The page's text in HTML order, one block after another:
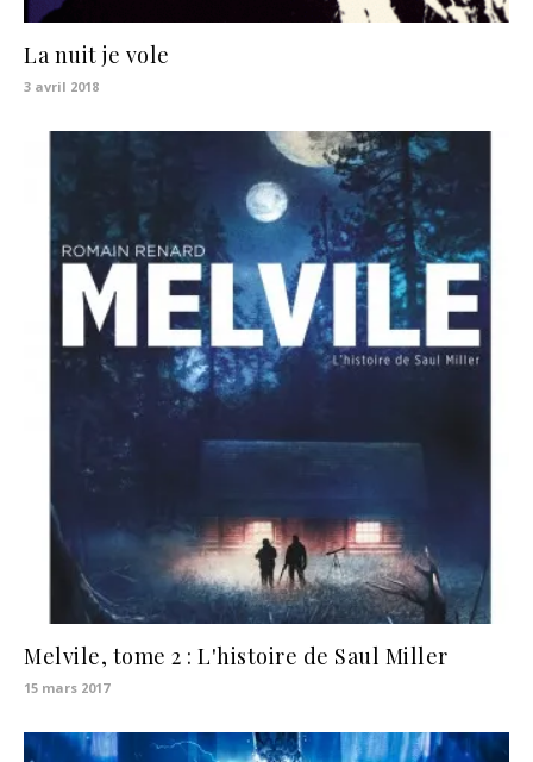
La nuit je vole
3 avril 2018
Melvile, tome 2 : L'histoire de Saul Miller
15 mars 2017